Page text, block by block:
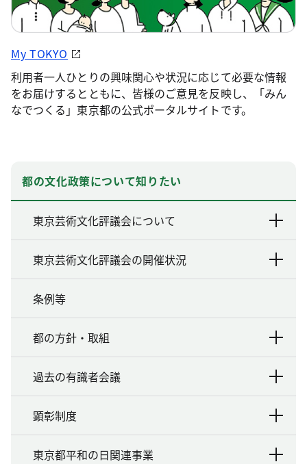
My TOKYO
利用者一人ひとりの興味関心や状況に応じて必要な情報
をお届けするとともに、皆様のご意見を反映し、「みん
なでつくる」東京都の公式ポータルサイトです。
都の文化政策について知りたい
東京芸術文化評議会について
東京芸術文化評議会の開催状況
条例等
都の方針・取組
過去の有識者会議
顕彰制度
東京都平和の日関連事業